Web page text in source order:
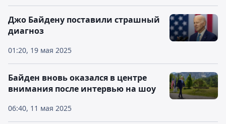
01:20, 19 мая 2025
Джо Байдену поставили страшный
диагноз
06:40, 11 мая 2025
Байден вновь оказался в центре
внимания после интервью на шоу